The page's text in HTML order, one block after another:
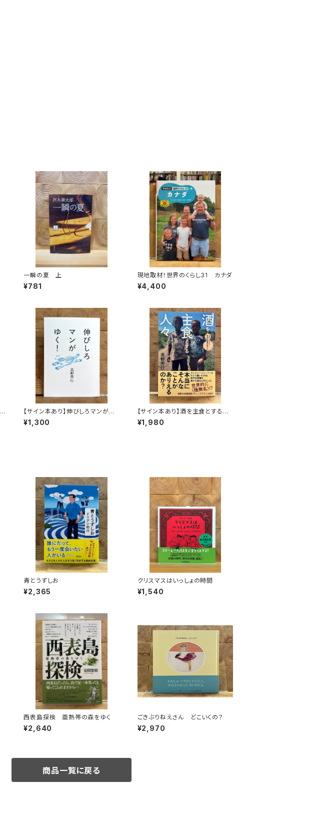
一瞬の夏 上
¥781
現地取材！世界のくらし31 カナダ
¥4,400
【サイン本あり】伸びしろマンがゆ
く！
¥1,300
【サイン本あり】酒を主食とする
人々 エチオピアの科学的秘境を
旅する
¥1,980
青とうずしお
¥2,365
クリスマスはいっしょの時間
¥1,540
西表島探検 亜熱帯の森をゆく
¥2,640
ごきぶりねえさん どこいくの？
¥2,970
商品一覧に戻る